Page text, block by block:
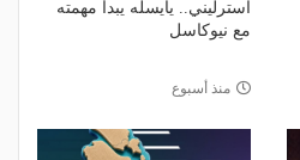
استرليني.. يايسله يبدأ مهمته
مع نيوكاسل
منذ أسبوع